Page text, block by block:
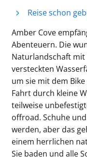
Reise schon
Amber Cove
Abenteuern. Die
Naturlandschaft
versteckten
um sie mit dem
Fahrt durch kleine
teilweise
offroad. Schuhe
werden, aber das
einem herrlichen
Sie baden und alle